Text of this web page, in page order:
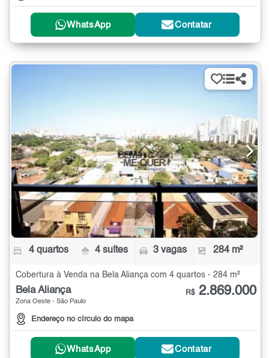
WhatsApp Contatar
4 quartos 4 suítes 3 vagas 284 m²
Cobertura à Venda na Bela Aliança com 4 quartos - 284 m²
Bela Aliança
Zona Oeste - São Paulo
Endereço no círculo do mapa
R$ 2.869.000
WhatsApp Contatar